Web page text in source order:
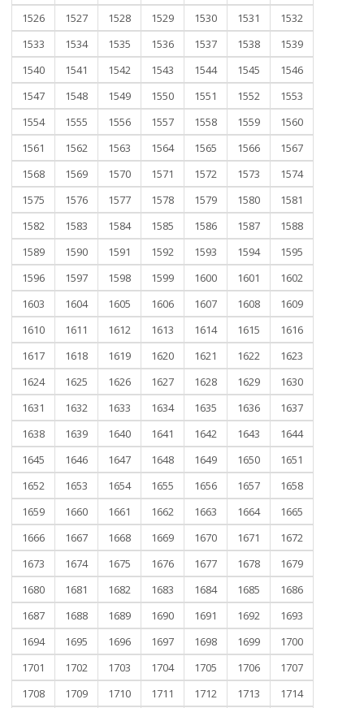
1526
1527 1528 1529 1530 1531
1532
1533
1534 1535 1536 1537 1538
1539
1540
1541 1542 1543 1544 1545
1546
1547
1548 1549 1550 1551 1552
1553
1554
1555 1556 1557 1558 1559
1560
1561
1562 1563 1564 1565 1566
1567
1568
1569 1570 1571 1572 1573
1574
1575
1576 1577 1578 1579 1580
1581
1582
1583 1584 1585 1586 1587
1588
1589
1590 1591 1592 1593 1594
1595
1596
1597 1598 1599 1600 1601
1602
1603
1604 1605 1606 1607 1608
1609
1610
1611 1612 1613 1614 1615
1616
1617
1618 1619 1620 1621 1622
1623
1624
1625 1626 1627 1628 1629
1630
1631
1632 1633 1634 1635 1636
1637
1638
1639 1640 1641 1642 1643
1644
1645
1646 1647 1648 1649 1650
1651
1652
1653 1654 1655 1656 1657
1658
1659
1660 1661 1662 1663 1664
1665
1666
1667 1668 1669 1670 1671
1672
1673
1674 1675 1676 1677 1678
1679
1680
1681 1682 1683 1684 1685
1686
1687
1688 1689 1690 1691 1692
1693
1694
1695 1696 1697 1698 1699
1700
1701
1702 1703 1704 1705 1706
1707
1708
1709 1710 1711 1712 1713 1714